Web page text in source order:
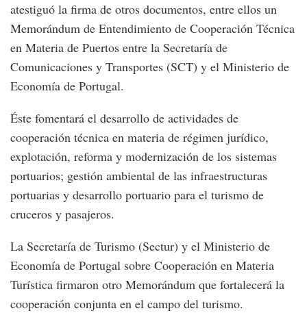
atestiguó la firma de otros documentos, entre ellos un
Memorándum de Entendimiento de Cooperación Técnica
en Materia de Puertos entre la Secretaría de
Comunicaciones y Transportes (SCT) y el Ministerio de
Economía de Portugal.
Éste fomentará el desarrollo de actividades de
cooperación técnica en materia de régimen jurídico,
explotación, reforma y modernización de los sistemas
portuarios; gestión ambiental de las infraestructuras
portuarias y desarrollo portuario para el turismo de
cruceros y pasajeros.
La Secretaría de Turismo (Sectur) y el Ministerio de
Economía de Portugal sobre Cooperación en Materia
Turística firmaron otro Memorándum que fortalecerá la
cooperación conjunta en el campo del turismo.